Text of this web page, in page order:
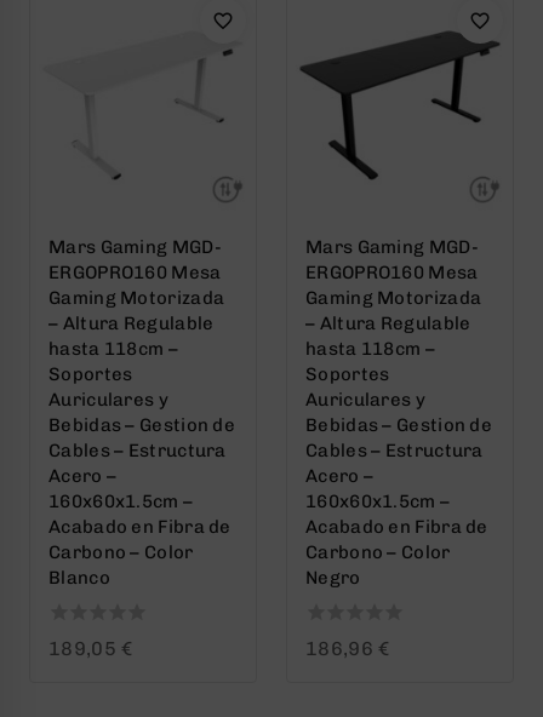
Mars Gaming MGD-
ERGOPRO160 Mesa
Gaming Motorizada
– Altura Regulable
hasta 118cm –
Soportes
Auriculares y
Bebidas – Gestion de
Cables – Estructura
Acero –
160x60x1.5cm –
Acabado en Fibra de
Carbono – Color
Blanco
0189,05 €
Mars Gaming MGD-
ERGOPRO160 Mesa
Gaming Motorizada
– Altura Regulable
hasta 118cm –
Soportes
Auriculares y
Bebidas – Gestion de
Cables – Estructura
Acero –
160x60x1.5cm –
Acabado en Fibra de
Carbono – Color
Negro
0186,96 €